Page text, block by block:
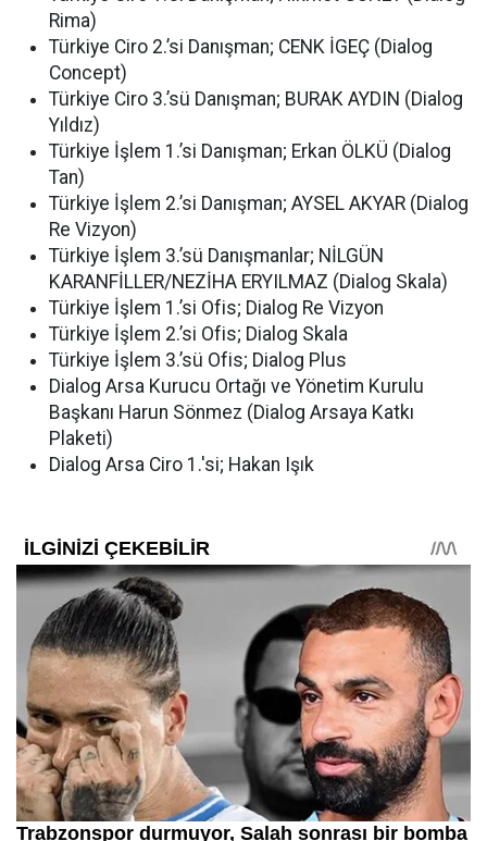
Rima)
Türkiye Ciro 2.’si Danışman; CENK İGEÇ (Dialog
Concept)
Türkiye Ciro 3.’sü Danışman; BURAK AYDIN (Dialog
Yıldız)
Türkiye İşlem 1.’si Danışman; Erkan ÖLKÜ (Dialog
Tan)
Türkiye İşlem 2.’si Danışman; AYSEL AKYAR (Dialog
Re Vizyon)
Türkiye İşlem 3.’sü Danışmanlar; NİLGÜN
KARANFİLLER/NEZİHA ERYILMAZ (Dialog Skala)
Türkiye İşlem 1.’si Ofis; Dialog Re Vizyon
Türkiye İşlem 2.’si Ofis; Dialog Skala
Türkiye İşlem 3.’sü Ofis; Dialog Plus
Dialog Arsa Kurucu Ortağı ve Yönetim Kurulu
Başkanı Harun Sönmez (Dialog Arsaya Katkı
Plaketi)
Dialog Arsa Ciro 1.'si; Hakan Işık